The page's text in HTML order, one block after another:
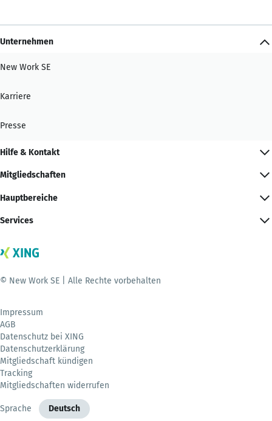
Unternehmen
New Work SE
Karriere
Presse
Hilfe & Kontakt
Mitgliedschaften
Hauptbereiche
Services
© New Work SE | Alle Rechte vorbehalten
Impressum
AGB
Datenschutz bei XING
Datenschutzerklärung
Mitgliedschaft kündigen
Tracking
Mitgliedschaften widerrufen
Sprache Deutsch